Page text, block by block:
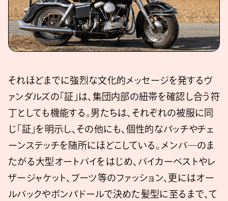
それほどまでに強烈な文化的メッセージを発するヴ
ァンダルズの「証」は、集団内部の紐帯を確認し合う符
丁としても機能する。男たちは、それぞれの被服に同
じ「証」を明示し、その他にも、個性的なパッチやチェ
ーンステッチを随所にほどこしている。メンバ―のま
たがる大型オートバイをはじめ、バイカーベストやレ
ザージャケット、ブーツ等のファッション、更にはオー
ルバックやポンパドールで決めた髪型に至るまで、て